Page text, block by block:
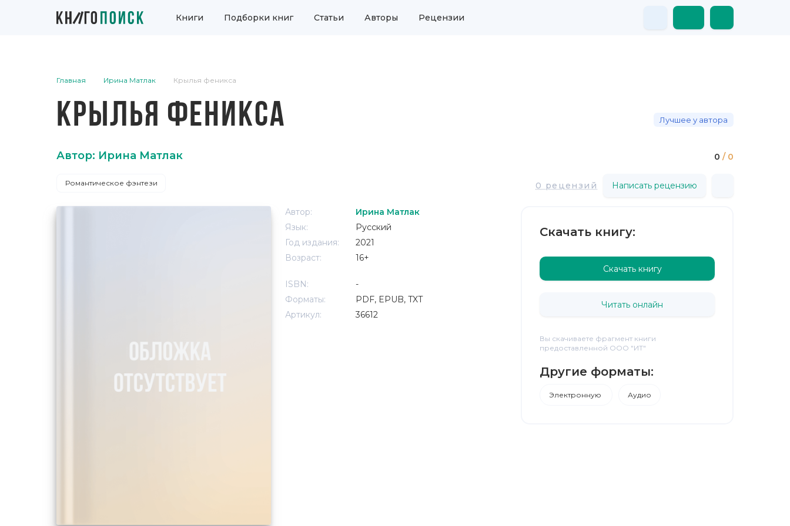
Книги Подборки книг Статьи Авторы Рецензии
Главная Ирина Матлак Крылья феникса
КРЫЛЬЯ ФЕНИКСА Лучшее у автора
Автор: Ирина Матлак 0 / 0
Романтическое фэнтези 0 рецензий Написать рецензию
Автор:
Ирина Матлак
Язык:
Русский
Год издания:
2021
Возраст:
16+
ISBN:
-
Форматы:
PDF, EPUB, TXT
Артикул:
36612
Скачать книгу:
Скачать книгу
Читать онлайн
Вы скачиваете фрагмент книги
предоставленной ООО "ИТ"
Другие форматы:
Электронную Аудио